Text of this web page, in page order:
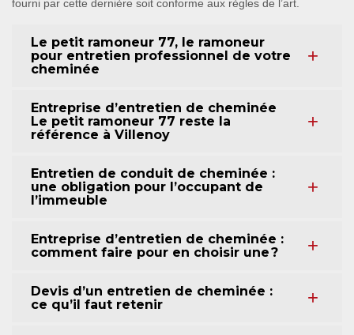
fourni par cette dernière soit conforme aux règles de l’art.
Le petit ramoneur 77, le ramoneur
pour entretien professionnel de votre
cheminée
Entreprise d’entretien de cheminée
Le petit ramoneur 77 reste la
référence à Villenoy
Entretien de conduit de cheminée :
une obligation pour l’occupant de
l’immeuble
Entreprise d’entretien de cheminée :
comment faire pour en choisir une ?
Devis d’un entretien de cheminée :
ce qu’il faut retenir